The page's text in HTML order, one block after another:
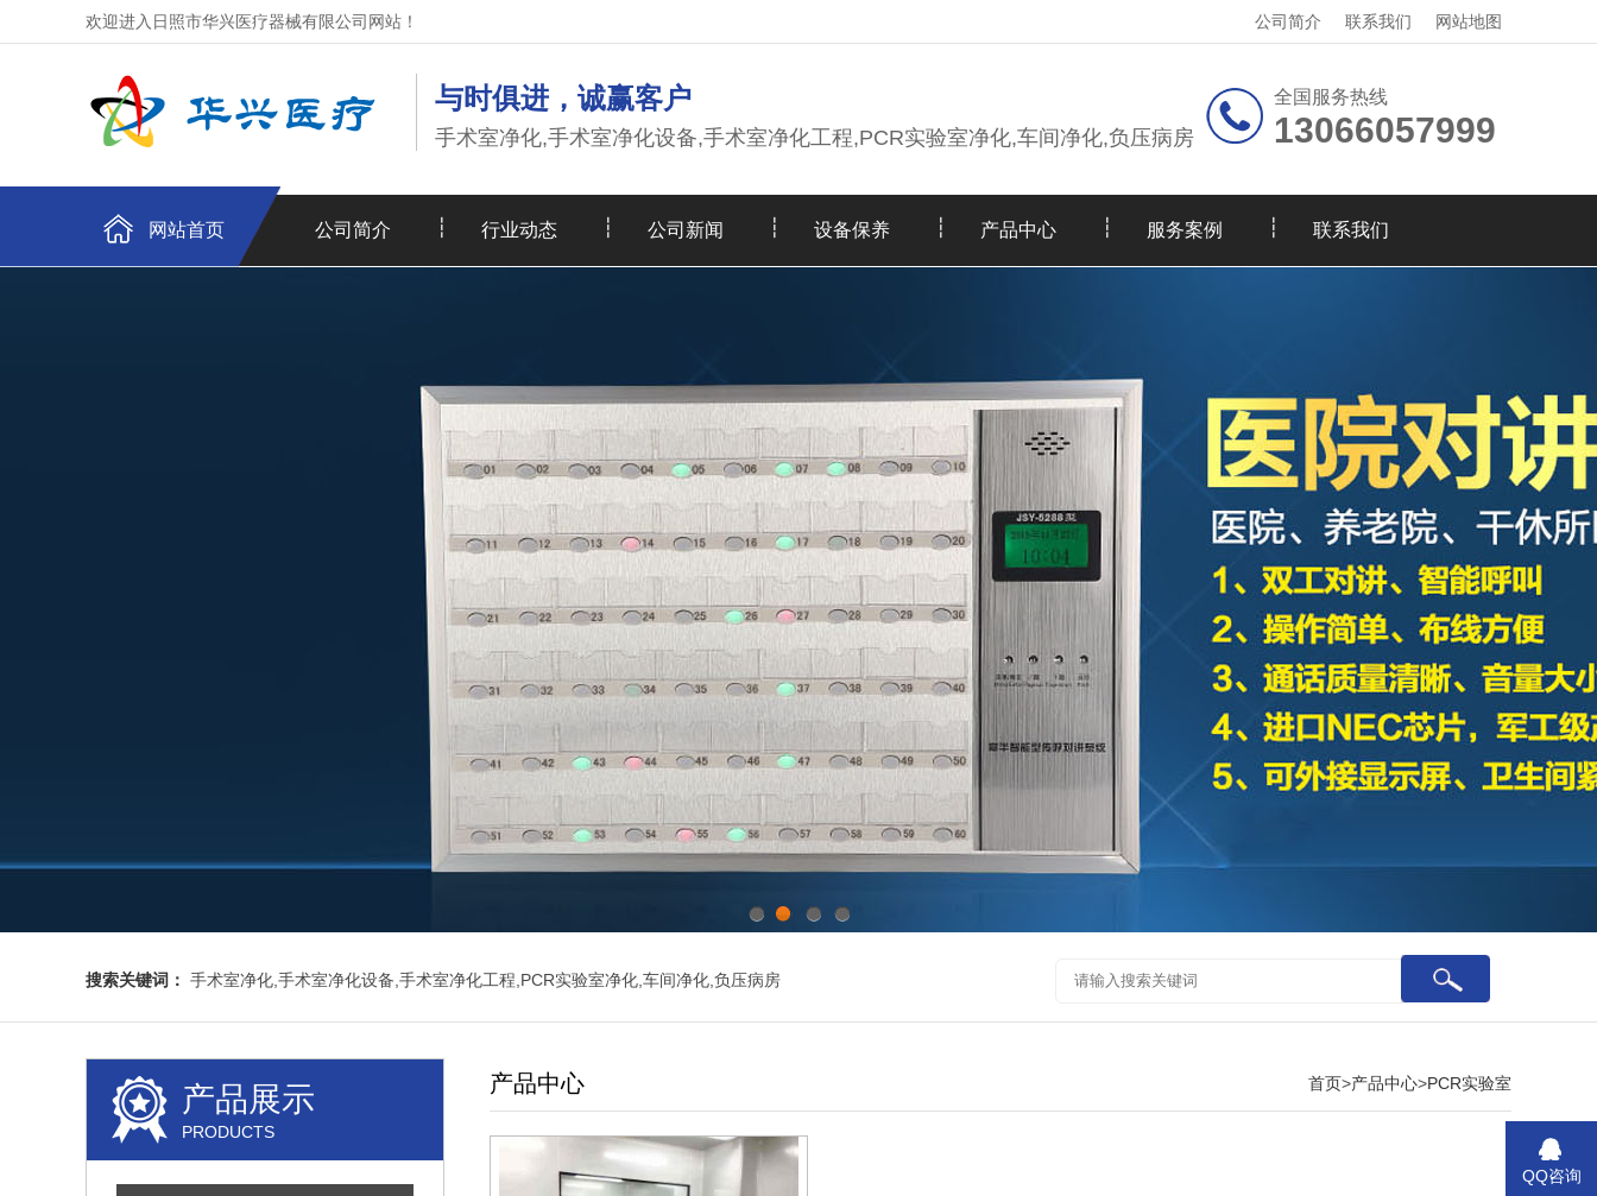
欢迎进入日照市华兴医疗器械有限公司网站！ 公司简介 联系我们 网站地图
与时俱进，诚赢客户
手术室净化,手术室净化设备,手术室净化工程,PCR实验室净化,车间净化,负压病房
全国服务热线
13066057999
网站首页 公司简介 行业动态 公司新闻 设备保养 产品中心 服务案例 联系我们
1 2 3 4
搜索关键词： 手术室净化,手术室净化设备,手术室净化工程,PCR实验室净化,车间净化,负压病房
产品展示
PRODUCTS
产品中心 首页>产品中心>PCR实验室
QQ咨询